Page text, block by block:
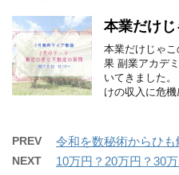
本業だけ
本業だけじゃ
果 副業アカデ
いてきました
けの収入に危
PREV 令和を数秘術からひも
NEXT 10万円？20万円？30